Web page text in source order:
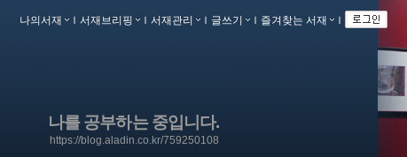
나의서재 ｌ 서재브리핑 ｌ 서재관리 ｌ 글쓰기 ｌ 즐겨찾는 서재 ｌ
나를 공부하는 중입니다.
https://blog.aladin.co.kr/759250108